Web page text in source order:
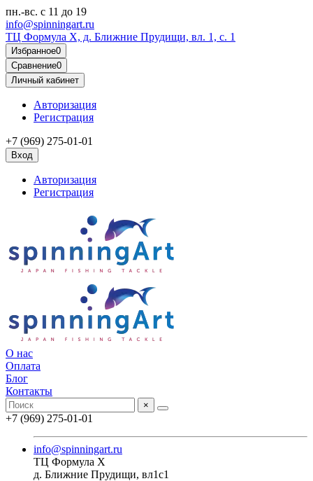
пн.-вс. с 11 до 19
info@spinningart.ru
ТЦ Формула X, д. Ближние Прудищи, вл. 1, с. 1
Избранное0
Сравнение0
Личный кабинет
Авторизация
Регистрация
+7 (969) 275-01-01
Вход
Авторизация
Регистрация
О нас
Оплата
Блог
Контакты
×
+7 (969) 275-01-01
info@spinningart.ru
ТЦ Формула X
д. Ближние Прудищи, вл1с1